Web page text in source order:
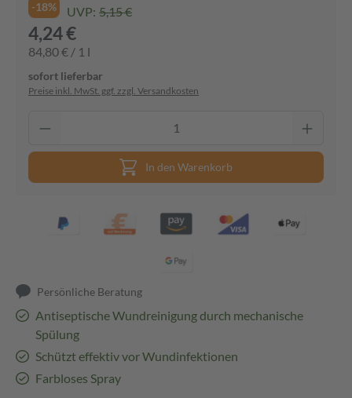
-18% UVP: 5,15 €
4,24 €
84,80 € / 1 l
sofort lieferbar
Preise inkl. MwSt. ggf. zzgl. Versandkosten
In den Warenkorb
Persönliche Beratung
Antiseptische Wundreinigung durch mechanische
Spülung
Schützt effektiv vor Wundinfektionen
Farbloses Spray